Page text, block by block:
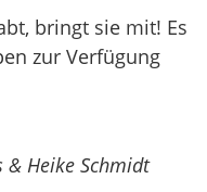
bringt sie mit! Es
zur Verfügung
& Heike Schmidt